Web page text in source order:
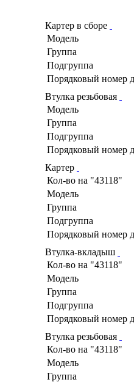
Картер в сборе
Модель
Группа
Подгруппа
Порядковый номер
Втулка резьбовая
Модель
Группа
Подгруппа
Порядковый номер
Картер
Кол-во на "43118"
Модель
Группа
Подгруппа
Порядковый номер
Втулка-вкладыш
Кол-во на "43118"
Модель
Группа
Подгруппа
Порядковый номер
Втулка резьбовая
Кол-во на "43118"
Модель
Группа